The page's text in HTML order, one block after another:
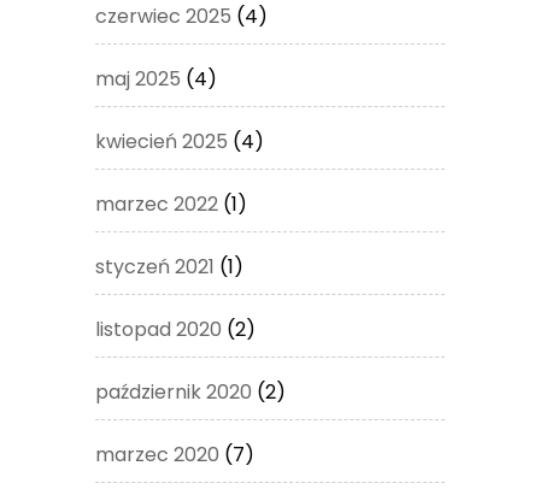
czerwiec 2025 (4)
maj 2025 (4)
kwiecień 2025 (4)
marzec 2022 (1)
styczeń 2021 (1)
listopad 2020 (2)
październik 2020 (2)
marzec 2020 (7)